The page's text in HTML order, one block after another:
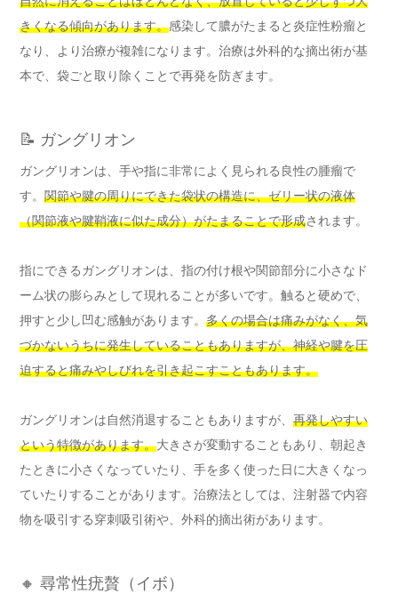
きくなる傾向があります。感染して膿がたまると炎症性粉瘤と
なり、より治療が複雑になります。治療は外科的な摘出術が基
本で、袋ごと取り除くことで再発を防ぎます。
📝 ガングリオン
ガングリオンは、手や指に非常によく見られる良性の腫瘤で
す。 関節や腱の周りにできた袋状の構造に、ゼリー状の液体
（関節液や腱鞘液に似た成分）がたまることで形成されます。
指にできるガングリオンは、指の付け根や関節部分に小さなド
ーム状の膨らみとして現れることが多いです。触ると硬めで、
押すと少し凹む感触があります。 多くの場合は痛みがなく、気
づかないうちに発生していることもありますが、神経や腱を圧
迫すると痛みやしびれを引き起こすこともあります。
ガングリオンは自然消退することもありますが、 再発しやすい
という特徴があります。大きさが変動することもあり、朝起き
たときに小さくなっていたり、手を多く使った日に大きくなっ
ていたりすることがあります。治療法としては、注射器で内容
物を吸引する穿刺吸引術や、外科的摘出術があります。
🔸 尋常性疣贅（イボ）